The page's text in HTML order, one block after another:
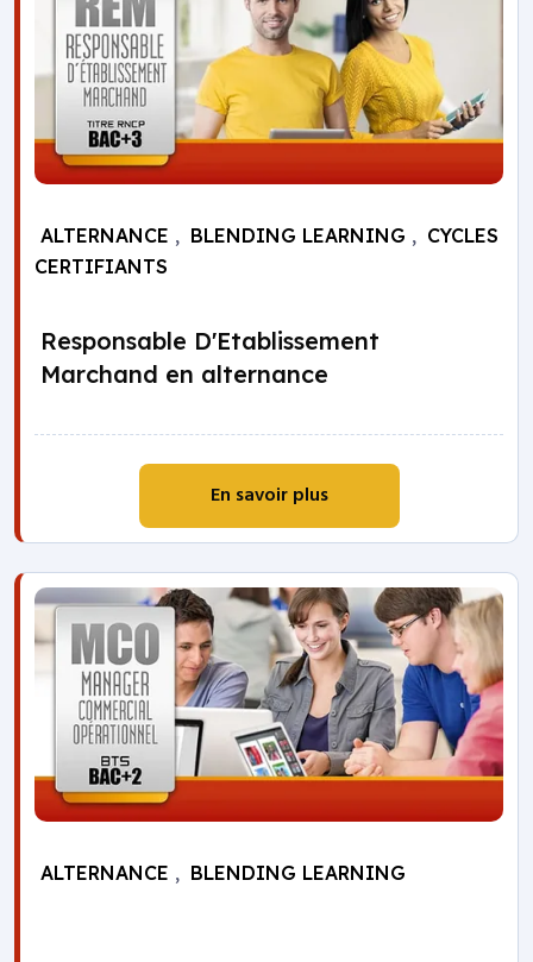
ALTERNANCE , BLENDING LEARNING , CYCLES
CERTIFIANTS
Responsable D'Etablissement
Marchand en alternance
En savoir plus
ALTERNANCE , BLENDING LEARNING